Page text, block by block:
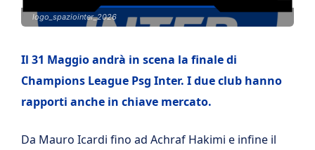
logo_spaziointer_2026
Il 31 Maggio andrà in scena la finale di
Champions League Psg Inter. I due club hanno
rapporti anche in chiave mercato.
Da Mauro Icardi fino ad Achraf Hakimi e infine il